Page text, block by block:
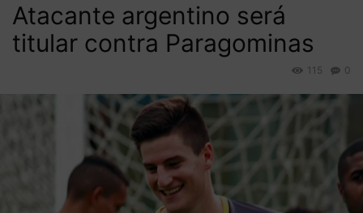
Atacante argentino será
titular contra Paragominas
0
115